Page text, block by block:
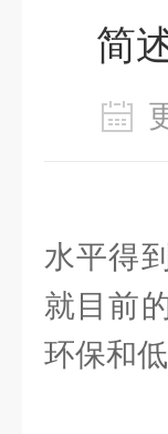
简
随
水平得
就目前
环保和